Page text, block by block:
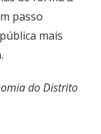
passo
mais
do Distrito